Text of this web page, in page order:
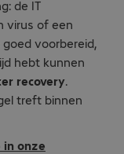
de IT
virus of een
voorbereid,
hebt kunnen
recovery.
treft binnen
in onze